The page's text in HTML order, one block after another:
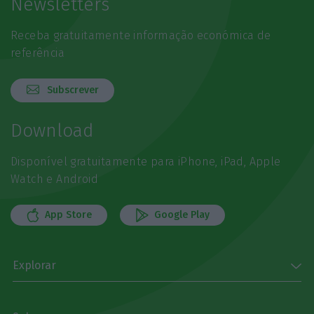
Newsletters
Receba gratuitamente informação económica de
referência
Subscrever
Download
Disponível gratuitamente para iPhone, iPad, Apple
Watch e Android
App Store Google Play
Explorar